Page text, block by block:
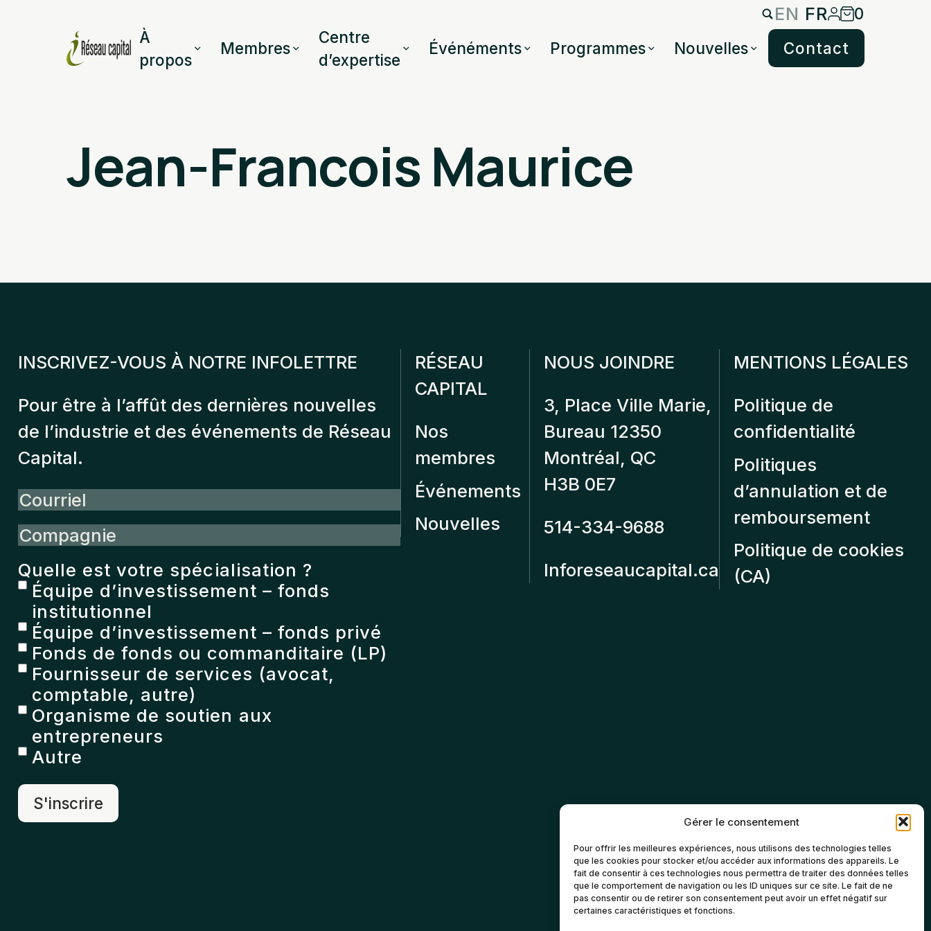
Gérer le consentement
Pour offrir les meilleures expériences, nous utilisons des technologies telles
que les cookies pour stocker et/ou accéder aux informations des appareils. Le
fait de consentir à ces technologies nous permettra de traiter des données telles
que le comportement de navigation ou les ID uniques sur ce site. Le fait de ne
pas consentir ou de retirer son consentement peut avoir un effet négatif sur
certaines caractéristiques et fonctions.
EN FR
0
À
propos
Membres
Centre
d’expertise
Événéments Programmes Nouvelles Contact
Jean-Francois Maurice
INSCRIVEZ-VOUS À NOTRE INFOLETTRE
Pour être à l’affût des dernières nouvelles
de l’industrie et des événements de Réseau
Capital.
Courriel
Compagnie
Quelle est votre spécialisation ?
Équipe d’investissement – fonds
institutionnel
Équipe d’investissement – fonds privé
Fonds de fonds ou commanditaire (LP)
Fournisseur de services (avocat,
comptable, autre)
Organisme de soutien aux
entrepreneurs
Autre
RÉSEAU
CAPITAL
Nos
membres
Événements
Nouvelles
NOUS JOINDRE
3, Place Ville Marie,
Bureau 12350
Montréal, QC
H3B 0E7
514-334-9688
Inforeseaucapital.ca
MENTIONS LÉGALES
Politique de
confidentialité
Politiques
d’annulation et de
remboursement
Politique de cookies
(CA)